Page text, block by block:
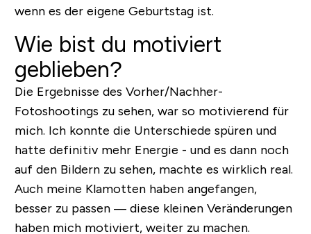
wenn es der eigene Geburtstag ist.
Wie bist du motiviert
geblieben?
Die Ergebnisse des Vorher/Nachher-
Fotoshootings zu sehen, war so motivierend für
mich. Ich konnte die Unterschiede spüren und
hatte definitiv mehr Energie - und es dann noch
auf den Bildern zu sehen, machte es wirklich real.
Auch meine Klamotten haben angefangen,
besser zu passen — diese kleinen Veränderungen
haben mich motiviert, weiter zu machen.